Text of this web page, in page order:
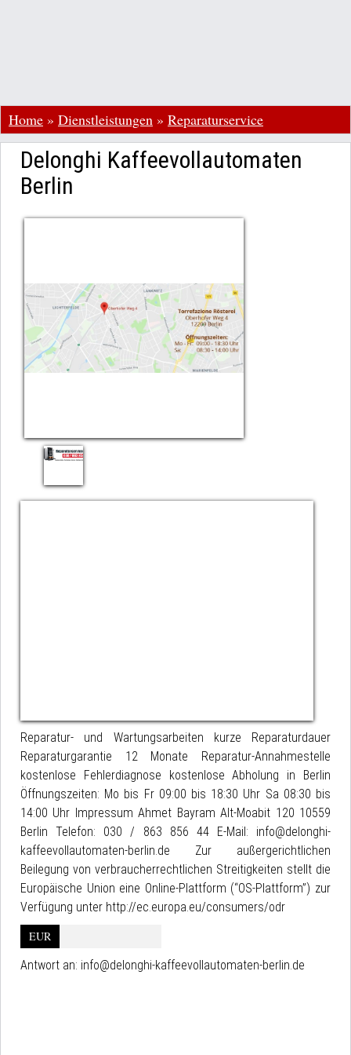
Home » Dienstleistungen » Reparaturservice
Delonghi Kaffeevollautomaten
Berlin
Reparatur- und Wartungsarbeiten kurze Reparaturdauer
Reparaturgarantie 12 Monate Reparatur-Annahmestelle
kostenlose Fehlerdiagnose kostenlose Abholung in Berlin
Öffnungszeiten: Mo bis Fr 09:00 bis 18:30 Uhr Sa 08:30 bis
14:00 Uhr Impressum Ahmet Bayram Alt-Moabit 120 10559
Berlin Telefon: 030 / 863 856 44 E-Mail: info@delonghi-
kaffeevollautomaten-berlin.de Zur außergerichtlichen
Beilegung von verbraucherrechtlichen Streitigkeiten stellt die
Europäische Union eine Online-Plattform (“OS-Plattform”) zur
Verfügung unter http://ec.europa.eu/consumers/odr
EUR
Antwort an: info@delonghi-kaffeevollautomaten-berlin.de